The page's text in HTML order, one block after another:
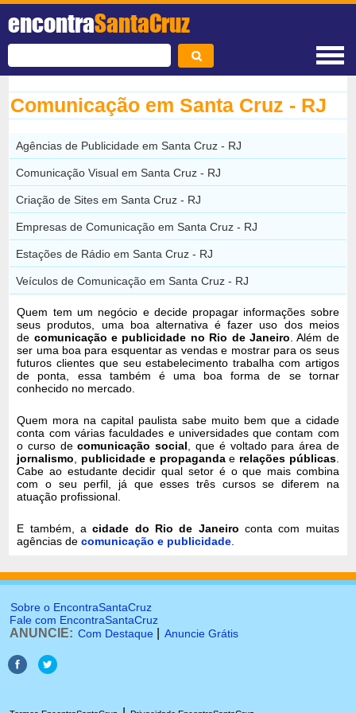
encontraSantaCruz
Comunicação em Santa Cruz - RJ
Agências de Publicidade em Santa Cruz - RJ
Comunicação Visual em Santa Cruz - RJ
Criação de Sites em Santa Cruz - RJ
Empresas de Comunicação em Santa Cruz - RJ
Estações de Rádio em Santa Cruz - RJ
Veículos de Comunicação em Santa Cruz - RJ
Quem tem um negócio e decide propagar informações sobre
seus produtos, uma boa alternativa é fazer uso dos meios
de comunicação e publicidade no Rio de Janeiro . Além de
ser uma boa para esquentar as vendas e mostrar para os seus
futuros clientes que seu estabelecimento trabalha com artigos
de ponta, essa também é uma boa forma de se tornar
conhecido no mercado.
Quem mora na capital paulista sabe muito bem que a cidade
conta com várias faculdades e universidades que contam com
o curso decomunicação social , que é voltado para área de
jornalismo
publicidade e propagandae relações públicas.
Cabe ao estudante decidir qual setor é o que mais combina
com o seu perfil, já que esses três cursos se diferem na
atuação profissional.
E também, acidade do Rio de Janeiro conta com muitas
agências decomunicação e publicidade
Sobre o EncontraSantaCruz
Fale com EncontraSantaCruz
ANUNCIE: Com Destaque Anuncie Grátis